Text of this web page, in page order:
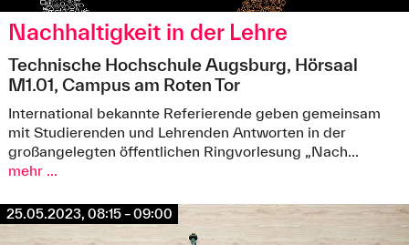
Nachhaltigkeit in der Lehre
Technische Hochschule Augsburg, Hörsaal
M1.01, Campus am Roten Tor
International bekannte Referierende geben gemeinsam
mit Studierenden und Lehrenden Antworten in der
großangelegten öffentlichen Ringvorlesung „Nach...
mehr ...
25.05.2023, 08:15 – 09:00